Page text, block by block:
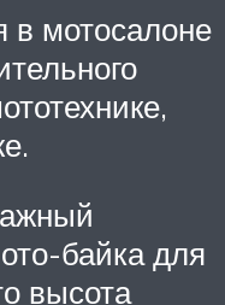
в мотосалоне
байка для
высота